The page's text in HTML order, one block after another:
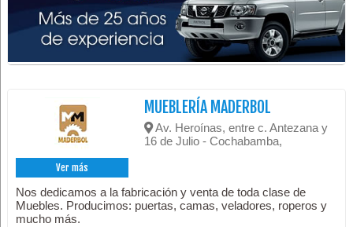
Ver más
MUEBLERÍA MADERBOL
Av. Heroínas, entre c. Antezana y
16 de Julio - Cochabamba,
Nos dedicamos a la fabricación y venta de toda clase de
Muebles. Producimos: puertas, camas, veladores, roperos y
mucho más.